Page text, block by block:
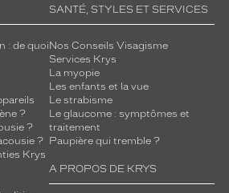
: de quoi
?
?
?
Krys
SANTÉ, STYLES ET SERVICES
Nos Conseils Visagisme
Services Krys
La myopie
Les enfants et la vue
Le strabisme
Le glaucome : symptômes et
traitement
Paupière qui tremble ?
A PROPOS DE KRYS